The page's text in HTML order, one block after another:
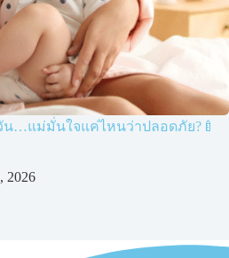
…แม่มั่นใจแค่ไหนว่าปลอดภัย?🍼